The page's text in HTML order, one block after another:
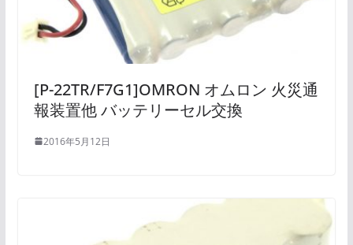
[P-22TR/F7G1]OMRON オムロン 火災通
報装置他 バッテリーセル交換
2016年5月12日